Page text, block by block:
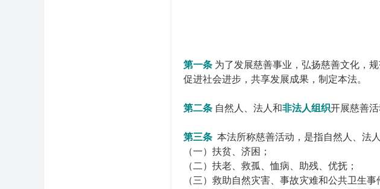
第一条 为了发展慈善事业，弘扬慈善文化，
促进社会进步，共享发展成果，制定本法。
第二条 自然人、法人和非法人组织开展慈善
第三条 本法所称慈善活动，是指自然人、法
（一）扶贫、济困；
（二）扶老、救孤、恤病、助残、优抚；
（三）救助自然灾害、事故灾难和公共卫生事